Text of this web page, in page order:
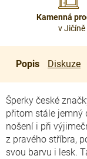
Kamenná
v Jičíně
Popis Diskuze
Šperky české
přitom stále jemný
nošení i při
z pravého stříbra,
svou barvu i lesk.